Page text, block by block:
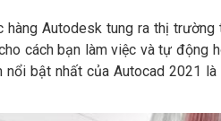
Autodesk tung ra thị
cách bạn làm việc và tự động
bật nhất của Autocad 2021